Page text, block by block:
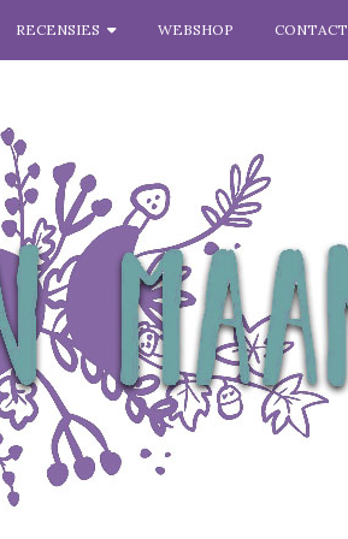
RECENSIES WEBSHOP CONTACT